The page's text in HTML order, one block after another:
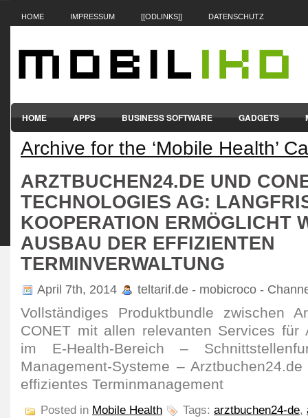
HOME IMPRESSUM [[ODLINKS]] DATENSCHUTZ
HOME APPS BUSINESS SOFTWARE GADGETS
SMARTPHONES & HANDYS TABLET-PCS VERTRÄGE &
Archive for the ‘Mobile Health’
ARZTBUCHEN24.DE UND
TECHNOLOGIES AG:
KOOPERATION ERMÖGLICHT
AUSBAU DER EFFIZIENTEN
TERMINVERWALTUNG
April 7th, 2014 teltarif.de - mobicroco -
Vollständiges Produktbundle zwischen
CONET mit allen relevanten Services für
im E-Health-Bereich –
Management-Systeme –
effizientes Terminmanagement
Posted in Mobile Health Tags: arztbuchen24-de,